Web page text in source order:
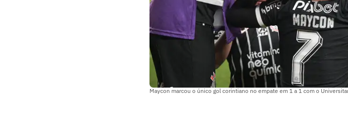
Maycon marcou o único gol corintiano no empate em 1 a 1 com o